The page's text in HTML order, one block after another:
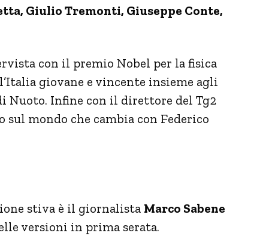
Giulio Tremonti, Giuseppe Conte,
con il premio Nobel per la fisica
giovane e vincente insieme agli
Nuoto. Infine con il direttore del Tg2
sul mondo che cambia con Federico
stiva è il giornalista Marco Sabene
versioni in prima serata.